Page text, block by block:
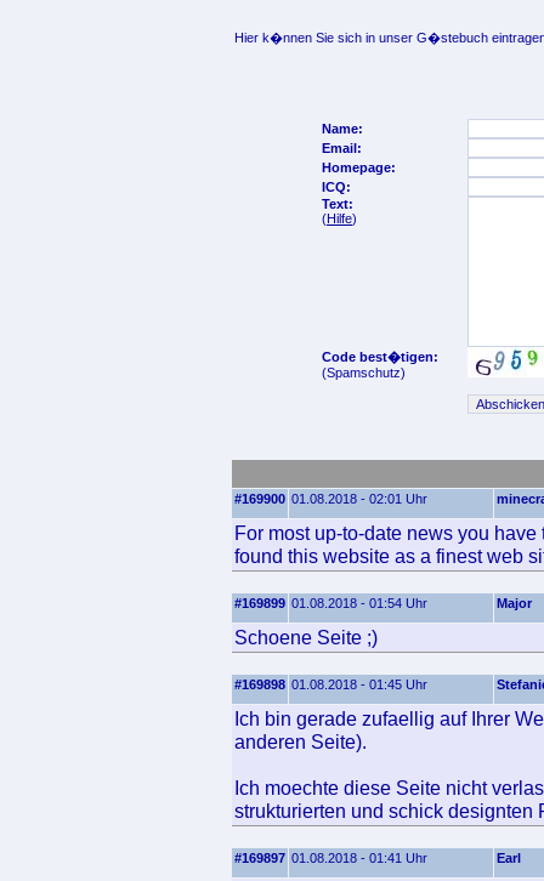
Hier k�nnen Sie sich in unser G�stebuch
Name:
Email:
Homepage:
ICQ:
Text:
(Hilfe)
Code best�tigen:
(Spamschutz)
#169900 01.08.2018 - 02:01 Uhr
For most up-to-date news you
found this website as a finest web
#169899 01.08.2018 - 01:54 Uhr Major
Schoene Seite ;)
#169898 01.08.2018 - 01:45 Uhr
Ich bin gerade zufaellig auf Ihrer
anderen Seite).
Ich moechte diese Seite nicht
strukturierten und schick designten
#169897 01.08.2018 - 01:41 Uhr Earl